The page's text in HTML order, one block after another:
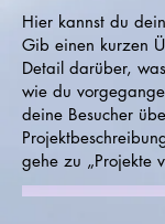
Hier kannst du
Gib einen kurzen
Detail darüber,
wie du
deine Besucher
gehe zu „Projekte